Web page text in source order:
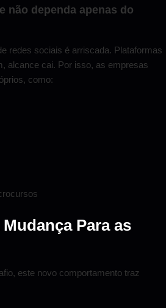
não dependa apenas do
redes sociais é arriscada. Plataformas
alcance cai. Por isso, as empresas
como:
Para as
este novo comportamento traz